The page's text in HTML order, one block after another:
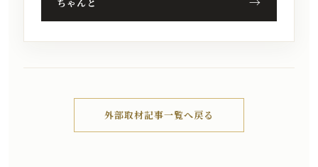
外部取材記事一覧へ戻る